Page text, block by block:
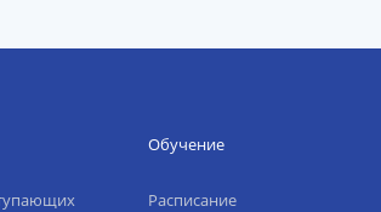
Обучение
Расписание